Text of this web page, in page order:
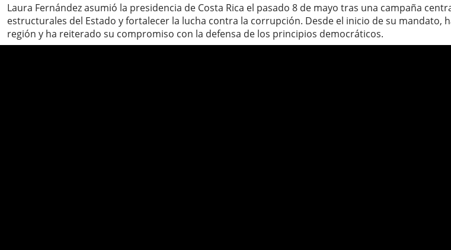
Laura Fernández asumió la presidencia de Costa Rica el pasado 8 de mayo tras una campaña
estructurales del Estado y fortalecer la lucha contra la corrupción. Desde el inicio de su
región y ha reiterado su compromiso con la defensa de los principios democráticos.